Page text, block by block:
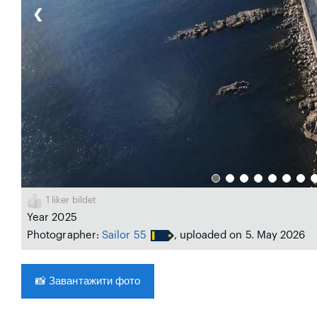
❮
1 liker bildet
Year 2025
Photographer: Sailor 55 , uploaded on 5. May 2026
📸 Завантажити фото